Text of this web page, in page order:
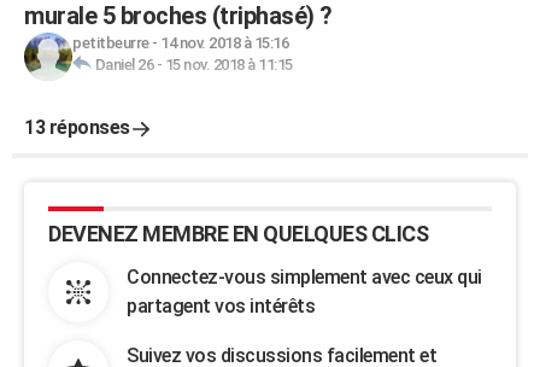
murale 5 broches (triphasé) ?
petitbeurre- 14 nov. 2018 à 15:16
Daniel 26- 15 nov. 2018 à 11:15
13 réponses
DEVENEZ MEMBRE EN QUELQUES CLICS
Connectez-vous simplement avec ceux qui
partagent vos intérêts
Suivez vos discussions facilement et